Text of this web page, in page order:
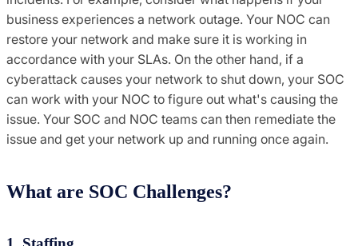
business experiences a network outage. Your NOC can
restore your network and make sure it is working in
accordance with your SLAs. On the other hand, if a
cyberattack causes your network to shut down, your SOC
can work with your NOC to figure out what's causing the
issue. Your SOC and NOC teams can then remediate the
issue and get your network up and running once again.
What are SOC Challenges?